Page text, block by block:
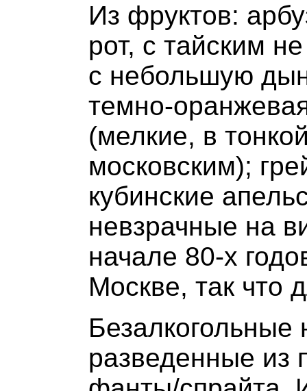
Из фруктов:
рот, с тайским
с небольшую
темно-
(мелкие, в
московским);
кубинские
невзрачные на
начале 80-х
Москве, так что
Безалкогольные
разведенные из